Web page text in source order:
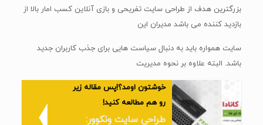
بزرگترین هدف از طراحی سایت تفریحی و بازی آنلاین کسب امار بالا از
بازدید کننده می باشد مدیران این
سایت همواره باید به دنبال سیاست هایی برای جذب کاربران جدید
باشد. البته علاوه بر نحوه مدیریت
خوشتون اومد؟!پس مقاله زیر
رو هم مطالعه کنید!
طراحی سایت ونکوور: